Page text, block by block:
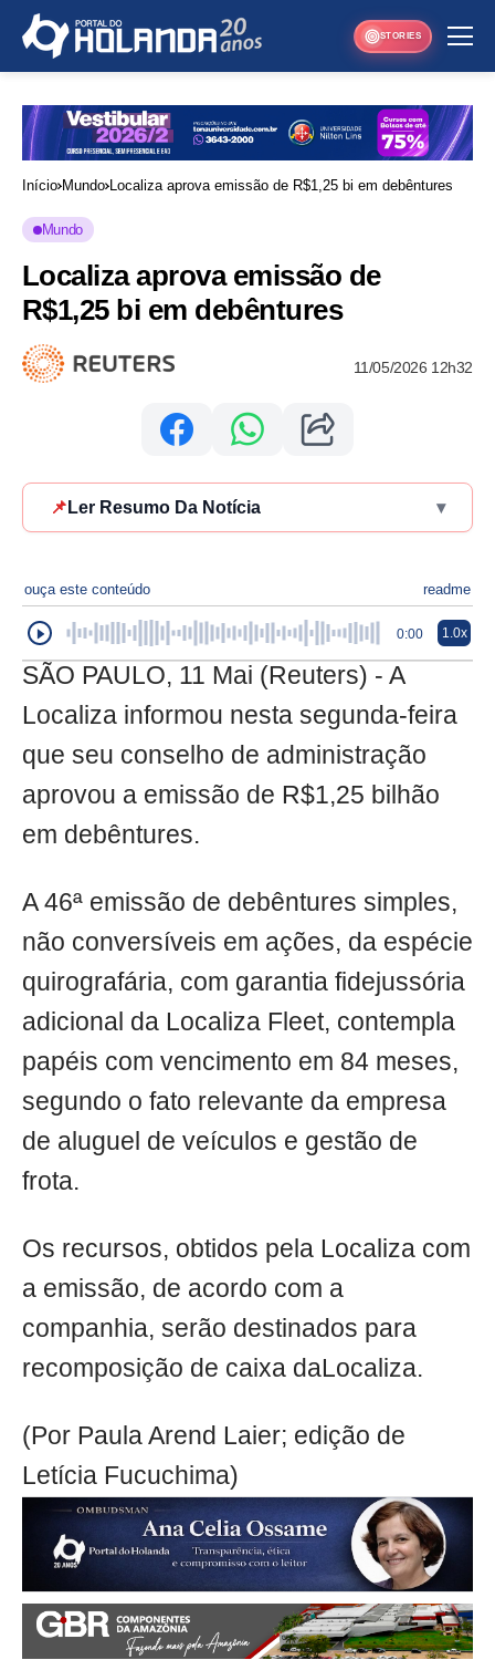
STORIES
Início Mundo Localiza aprova emissão de R$1,25 bi em debêntures
Mundo
Localiza aprova emissão de
R$1,25 bi em debêntures
11/05/2026 12h32
📌 Ler Resumo Da Notícia ▾
ouça este conteúdo readme
0:00 1.0x
SÃO PAULO, 11 Mai (Reuters) - A
Localiza informou nesta segunda-feira
que seu conselho de administração
aprovou a emissão de R$1,25 bilhão
em debêntures.
A 46ª emissão de debêntures simples,
não conversíveis em ações, da espécie
quirografária, com garantia fidejussória
adicional da Localiza Fleet, contempla
papéis com vencimento em 84 meses,
segundo o fato relevante da empresa
de aluguel de veículos e gestão de
frota.
Os recursos, obtidos pela Localiza com
a emissão, de acordo com a
companhia, serão destinados para
recomposição de caixa daLocaliza.
(Por Paula Arend Laier; edição de
Letícia Fucuchima)